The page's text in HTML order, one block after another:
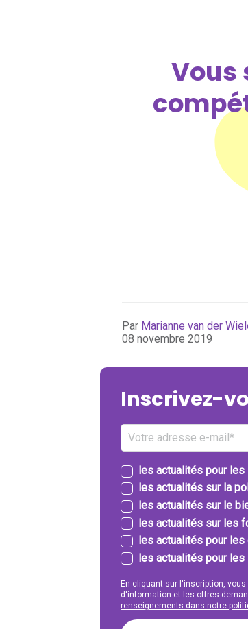
Vous
Par Marianne van der
08 novembre 2019
Inscrivez-
les actualités pour les
les actualités sur la
les actualités sur le
les actualités sur les
les actualités pour
les actualités pour
En cliquant sur l'inscription,
d'information et les offres
renseignements dans notre